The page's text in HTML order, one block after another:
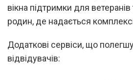
вікна підтримки для ветеранів
родин, де надається
Додаткові сервіси, що
відвідувачів: